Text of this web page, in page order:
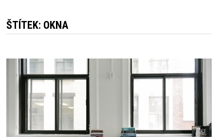
ŠTÍTEK: OKNA